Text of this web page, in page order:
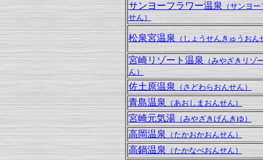
サンヨーフラワー温泉 （サンヨ
せん）
松泉宮温泉（しょうせんきゅうおん
宮崎リゾート温泉 （みやざきリゾ
ん）
佐土原温泉 （さどわらおんせん）
青島温泉 （あおしまおんせん）
宮崎元気湯（みやざきげんきゆ）
高岡温泉 （たかおかおんせん）
高鍋温泉 （たかなべおんせん）